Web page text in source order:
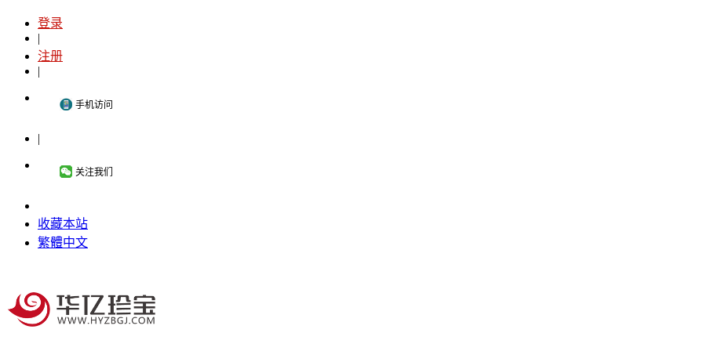
登录
|
注册
|
手机访问
|
关注我们
收藏本站
繁體中文